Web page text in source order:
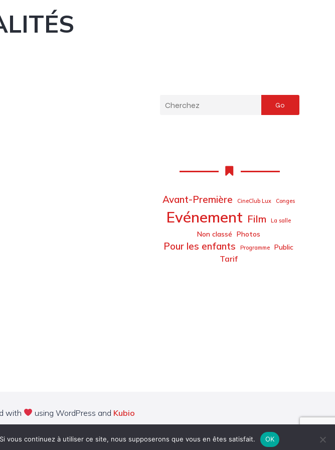
Go
Avant-Première CineClub Lux Conges
Evénement Film La salle
Non classé Photos
Pour les enfants Programme Public
Tarif
with using WordPress and Kubio
vous continuez à utiliser ce site, nous supposerons que vous en êtes satisfait. OK